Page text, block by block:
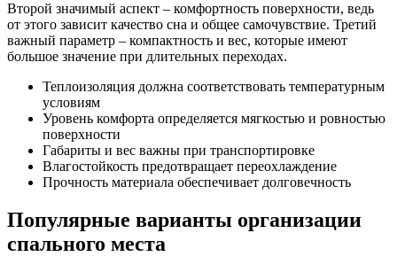
Второй значимый аспект – комфортность поверхности, ведь
от этого зависит качество сна и общее самочувствие. Третий
важный параметр – компактность и вес, которые имеют
большое значение при длительных переходах.
Теплоизоляция должна соответствовать температурным
условиям
Уровень комфорта определяется мягкостью и ровностью
поверхности
Габариты и вес важны при транспортировке
Влагостойкость предотвращает переохлаждение
Прочность материала обеспечивает долговечность
Популярные варианты организации
спального места